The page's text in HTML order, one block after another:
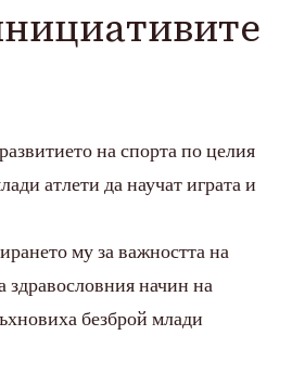
на спорта по целия
атлети да научат играта и
му за важността на
здравословния начин на
безброй млади